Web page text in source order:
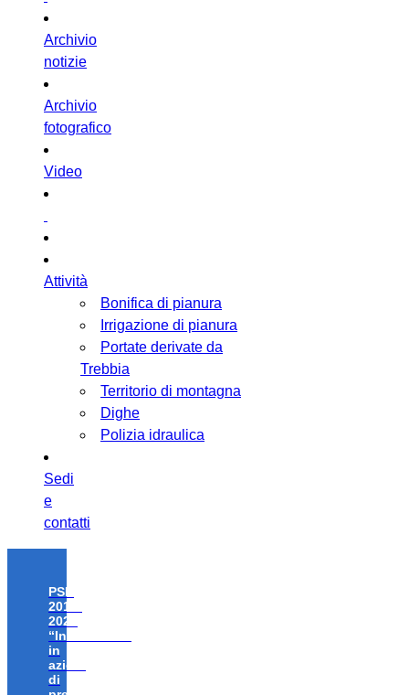
Archivio
notizie
Archivio
fotografico
Video
Attività
Bonifica di pianura
Irrigazione di pianura
Portate derivate da
Trebbia
Territorio di montagna
Dighe
Polizia idraulica
Sedi
e
contatti
PSR
2014-
2020
“Investimenti
in
azioni
di